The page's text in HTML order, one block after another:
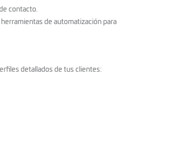
contacto.
de automatización para
detallados de tus clientes: